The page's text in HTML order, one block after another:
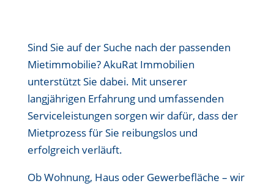
Sind Sie auf der Suche nach der passenden
Mietimmobilie? AkuRat Immobilien
unterstützt Sie dabei. Mit unserer
langjährigen Erfahrung und umfassenden
Serviceleistungen sorgen wir dafür, dass der
Mietprozess für Sie reibungslos und
erfolgreich verläuft.
Ob Wohnung, Haus oder Gewerbefläche – wir